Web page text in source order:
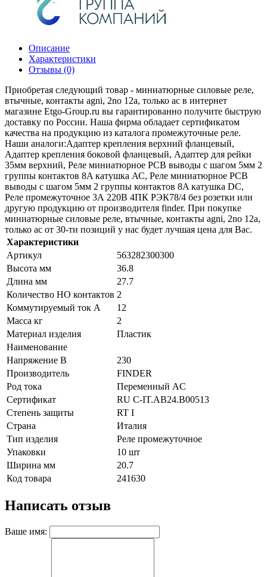
Описание
Характеристики
Отзывы (0)
Приобретая следующий товар - миниатюрные силовые реле,
втычные, контакты agni, 2no 12a, только ас в интернет
магазине Etgo-Group.ru вы гарантированно получите быструю
доставку по России. Наша фирма обладает сертификатом
качества на продукцию из каталога промежуточные реле.
Наши аналоги:Адаптер крепления верхний фланцевый,
Адаптер крепления боковой фланцевый, Адаптер для рейки
35мм верхний, Реле миниатюрное PCB выводы с шагом 5мм 2
группы контактов 8A катушка АС, Реле миниатюрное PCB
выводы с шагом 5мм 2 группы контактов 8A катушка DC,
Реле промежуточное 3А 220В 4ПК РЭК78/4 без розетки или
другую продукцию от производителя finder. При покупке
миниатюрные силовые реле, втычные, контакты agni, 2no 12a,
только ас от 30-ти позиций у нас будет лучшая цена для Вас.
Характеристики
Артикул
563282300300
Высота мм
36.8
Длина мм
27.7
Количество НО контактов 2
Коммутируемый ток А
12
Масса кг
2
Материал изделия
Пластик
Наименование
Напряжение В
230
Производитель
FINDER
Род тока
Переменный AC
Сертификат
RU C-IT.AB24.B00513
Степень защиты
RT I
Страна
Италия
Тип изделия
Реле промежуточное
Упаковки
10 шт
Ширина мм
20.7
Код товара
241630
Написать отзыв
Ваше имя: